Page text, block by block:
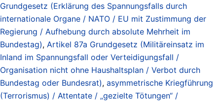
Grundgesetz (Erklärung des Spannungsfalls durch
internationale Organe / NATO / EU mit Zustimmung der
Regierung / Aufhebung durch absolute Mehrheit im
Bundestag), Artikel 87a Grundgesetz (Militäreinsatz im
Inland im Spannungsfall oder Verteidigungsfall /
Organisation nicht ohne Haushaltsplan / Verbot durch
Bundestag oder Bundesrat), asymmetrische Kriegführung
(Terrorismus) / Attentate / „gezielte Tötungen“ /